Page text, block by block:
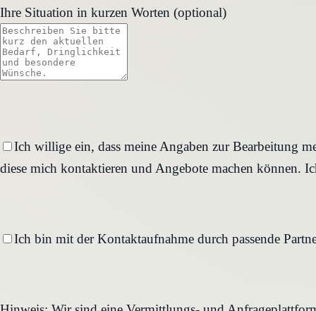
Ihre Situation in kurzen Worten (optional)
Ich willige ein, dass meine Angaben zur Bearbeitung
diese mich kontaktieren und Angebote machen können.
Ich bin mit der Kontaktaufnahme durch passende